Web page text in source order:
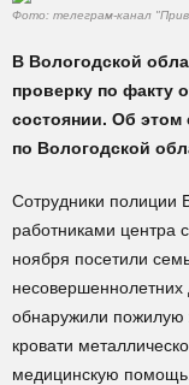
Фото: телеграм-канал
В Вологодской
проверку по факту
состоянии. Об
по Вологодской
Сотрудники полиции
работниками центра
ноября посетили
обнаружили пожилую
кровати
медицинскую помощь.